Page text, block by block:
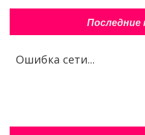
Последние
Ошибка сети...